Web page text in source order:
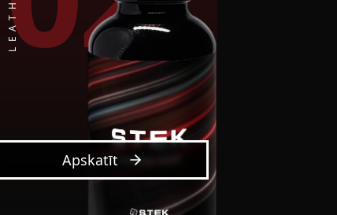
Apskatīt